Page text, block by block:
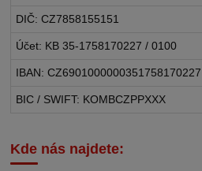
DIČ: CZ7858155151
Účet: KB 35-1758170227 / 0100
IBAN: CZ6901000000351758170227
BIC / SWIFT: KOMBCZPPXXX
Kde nás najdete: